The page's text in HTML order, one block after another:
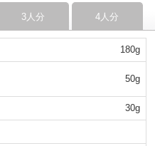
3人分 4人分
180g
50g
30g